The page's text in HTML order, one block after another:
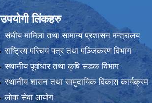
उपयोगी लिंकहरु
संघीय मामिला तथा सामान्य प्रशासन मन्त्रालय
राष्ट्रिय परिचय पत्र तथा पञ्जिकरण विभाग
स्थानीय पूर्वाधार तथा कृषि सडक विभाग
स्थानीय शासन तथा सामुदायिक विकास कार्यक्रम
लोक सेवा आयोग